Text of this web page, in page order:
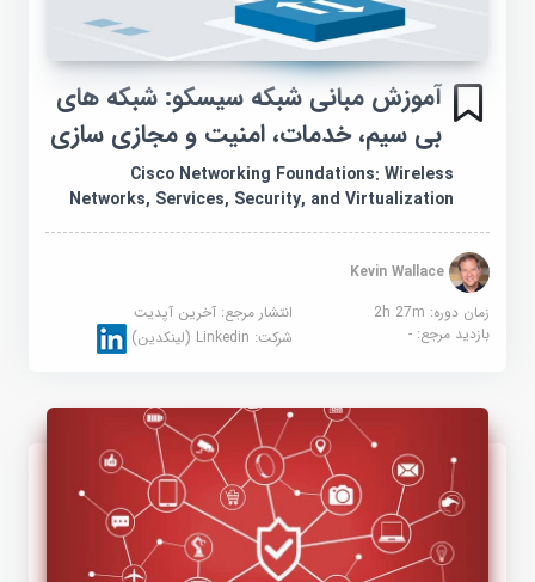
آموزش مبانی شبکه سیسکو: شبکه های
بی سیم، خدمات، امنیت و مجازی سازی
Cisco Networking Foundations: Wireless
Networks, Services, Security, and Virtualization
Kevin Wallace
زمان دوره: 2h 27m
انتشار مرجع:آخرین آپدیت
بازدید مرجع:- شرکت:Linkedin (لینکدین)